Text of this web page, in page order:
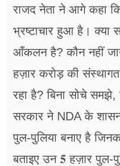
राजद नेता ने आगे कहा
भ्रष्टाचार हुआ है। क्या
आँकलन है? कौन नहीं
हज़ार करोड़ की
रहा है? बिना सोचे
सरकार ने NDA के
पुल-पुलिया बनाए है
बताइए उन 𝟓 हज़ार पुल-